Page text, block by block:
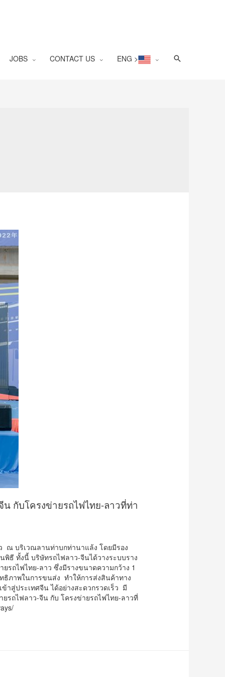
JOBS CONTACT US ENG > Search
กับโครงข่ายรถไฟไทย-ลาวที่ท่า
ณ บริเวณลานท่าบกท่านาแล้ง โดยมีรอง
ธี ทั้งนี้ บริษัทรถไฟลาว-จีนได้วางระบบราง
รถไฟไทย-ลาว ซึ่งมีรางขนาดความกว้าง 1
ธิภาพในการขนส่ง ทำให้การส่งสินค้าทาง
าสู่ประเทศจีน ได้อย่างสะดวกรวดเร็ว มี
รถไฟลาว-จีน กับ โครงข่ายรถไฟไทย-ลาวที่